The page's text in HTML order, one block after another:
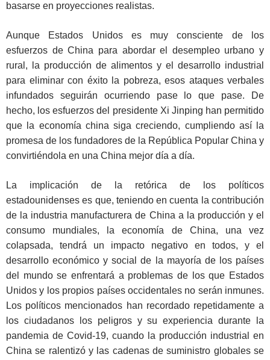
basarse en proyecciones realistas.
Aunque Estados Unidos es muy consciente de los
esfuerzos de China para abordar el desempleo urbano y
rural, la producción de alimentos y el desarrollo industrial
para eliminar con éxito la pobreza, esos ataques verbales
infundados seguirán ocurriendo pase lo que pase. De
hecho, los esfuerzos del presidente Xi Jinping han permitido
que la economía china siga creciendo, cumpliendo así la
promesa de los fundadores de la República Popular China y
convirtiéndola en una China mejor día a día.
La implicación de la retórica de los políticos
estadounidenses es que, teniendo en cuenta la contribución
de la industria manufacturera de China a la producción y el
consumo mundiales, la economía de China, una vez
colapsada, tendrá un impacto negativo en todos, y el
desarrollo económico y social de la mayoría de los países
del mundo se enfrentará a problemas de los que Estados
Unidos y los propios países occidentales no serán inmunes.
Los políticos mencionados han recordado repetidamente a
los ciudadanos los peligros y su experiencia durante la
pandemia de Covid-19, cuando la producción industrial en
China se ralentizó y las cadenas de suministro globales se